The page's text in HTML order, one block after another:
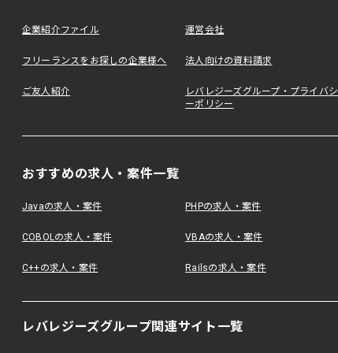
企業紹介ファイル 運営会社
フリーランスをお探しの企業様へ 法人向けの資料請求
ご友人紹介
レバレジーズグループ・プライバシ
ーポリシー
おすすめの求人・案件一覧
Javaの求人・案件 PHPの求人・案件
COBOLの求人・案件 VBAの求人・案件
C++の求人・案件 Railsの求人・案件
レバレジーズグループ関連サイト一覧